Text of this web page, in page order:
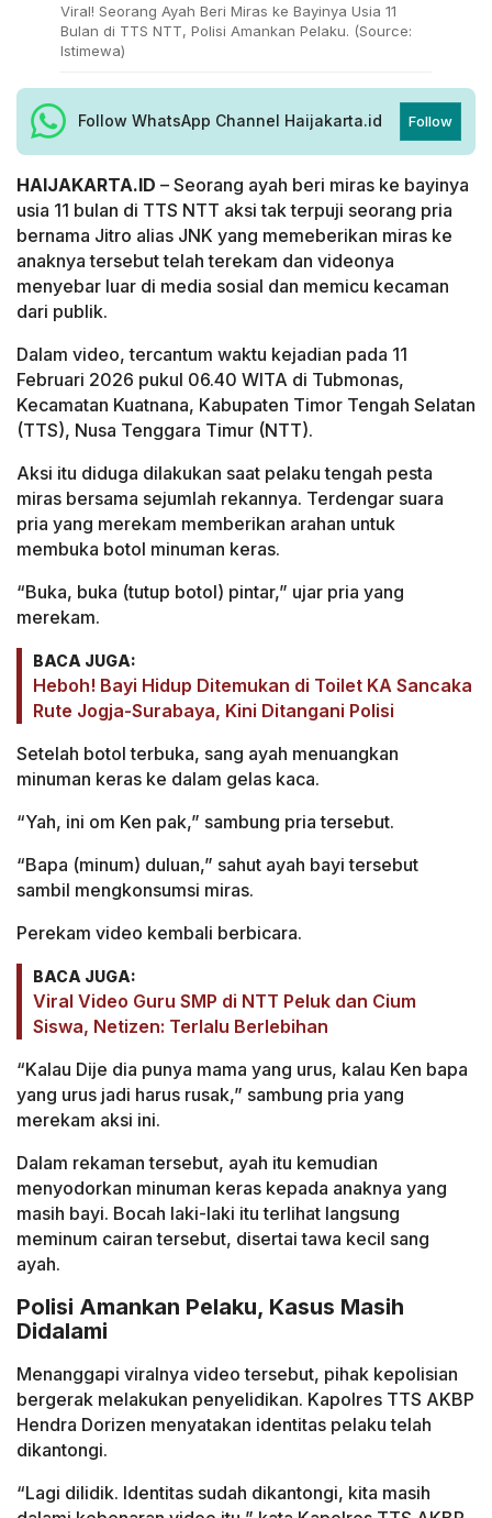
Viral! Seorang Ayah Beri Miras ke Bayinya Usia 11
Bulan di TTS NTT, Polisi Amankan Pelaku. (Source:
Istimewa)
Follow WhatsApp Channel Haijakarta.id Follow
HAIJAKARTA.ID – Seorang ayah beri miras ke bayinya
usia 11 bulan di TTS NTT aksi tak terpuji seorang pria
bernama Jitro alias JNK yang memeberikan miras ke
anaknya tersebut telah terekam dan videonya
menyebar luar di media sosial dan memicu kecaman
dari publik.
Dalam video, tercantum waktu kejadian pada 11
Februari 2026 pukul 06.40 WITA di Tubmonas,
Kecamatan Kuatnana, Kabupaten Timor Tengah Selatan
(TTS), Nusa Tenggara Timur (NTT).
Aksi itu diduga dilakukan saat pelaku tengah pesta
miras bersama sejumlah rekannya. Terdengar suara
pria yang merekam memberikan arahan untuk
membuka botol minuman keras.
“Buka, buka (tutup botol) pintar,” ujar pria yang
merekam.
BACA JUGA:
Heboh! Bayi Hidup Ditemukan di Toilet KA Sancaka
Rute Jogja-Surabaya, Kini Ditangani Polisi
Setelah botol terbuka, sang ayah menuangkan
minuman keras ke dalam gelas kaca.
“Yah, ini om Ken pak,” sambung pria tersebut.
“Bapa (minum) duluan,” sahut ayah bayi tersebut
sambil mengkonsumsi miras.
Perekam video kembali berbicara.
BACA JUGA:
Viral Video Guru SMP di NTT Peluk dan Cium
Siswa, Netizen: Terlalu Berlebihan
“Kalau Dije dia punya mama yang urus, kalau Ken bapa
yang urus jadi harus rusak,” sambung pria yang
merekam aksi ini.
Dalam rekaman tersebut, ayah itu kemudian
menyodorkan minuman keras kepada anaknya yang
masih bayi. Bocah laki-laki itu terlihat langsung
meminum cairan tersebut, disertai tawa kecil sang
ayah.
Polisi Amankan Pelaku, Kasus Masih
Didalami
Menanggapi viralnya video tersebut, pihak kepolisian
bergerak melakukan penyelidikan. Kapolres TTS AKBP
Hendra Dorizen menyatakan identitas pelaku telah
dikantongi.
“Lagi dilidik. Identitas sudah dikantongi, kita masih